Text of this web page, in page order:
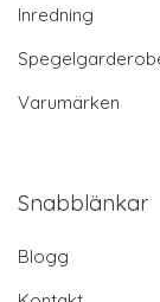
Inredning
Varumärken
Snabblänkar
Blogg